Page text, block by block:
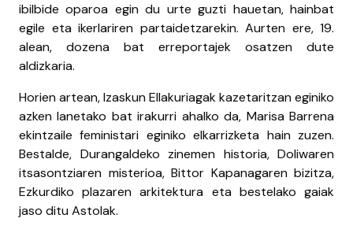
ibilbide oparoa egin du urte guzti hauetan, hainbat
egile eta ikerlariren partaidetzarekin. Aurten ere, 19.
alean, dozena bat erreportajek osatzen dute
aldizkaria.
Horien artean, Izaskun Ellakuriagak kazetaritzan eginiko
azken lanetako bat irakurri ahalko da, Marisa Barrena
ekintzaile feministari eginiko elkarrizketa hain zuzen.
Bestalde, Durangaldeko zinemen historia, Doliwaren
itsasontziaren misterioa, Bittor Kapanagaren bizitza,
Ezkurdiko plazaren arkitektura eta bestelako gaiak
jaso ditu Astolak.